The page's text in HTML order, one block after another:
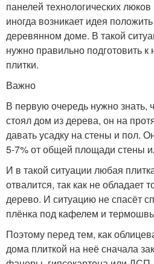
панелей технологических
иногда возникает идея
деревянном доме. В такой
нужно правильно подготовить
плитки.
Важно
В первую очередь нужно знать,
стоял дом из дерева, он на
давать усадку на стены и пол.
5-7% от общей площади стены
И в такой ситуации любая
отвалится, так как не обладает
дерево. И ситуацию не спасёт
плёнка под кафелем и
Поэтому перед тем, как
дома плиткой на неё сначала